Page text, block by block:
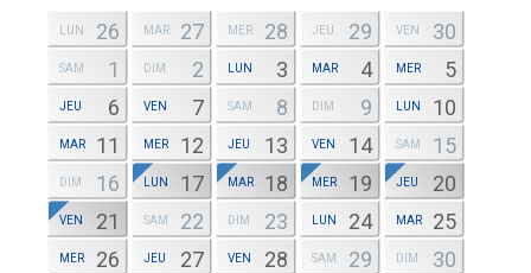
LUN 26 MAR 27 MER 28 JEU 29 VEN 30
SAM 1 DIM 2 LUN 3 MAR 4 MER 5
JEU 6 VEN 7 SAM 8 DIM 9 LUN 10
MAR 11 MER 12 JEU 13 VEN 14 SAM 15
DIM 16 LUN 17 MAR 18 MER 19 JEU 20
VEN 21 SAM 22 DIM 23 LUN 24 MAR 25
MER 26 JEU 27 VEN 28 SAM 29 DIM 30